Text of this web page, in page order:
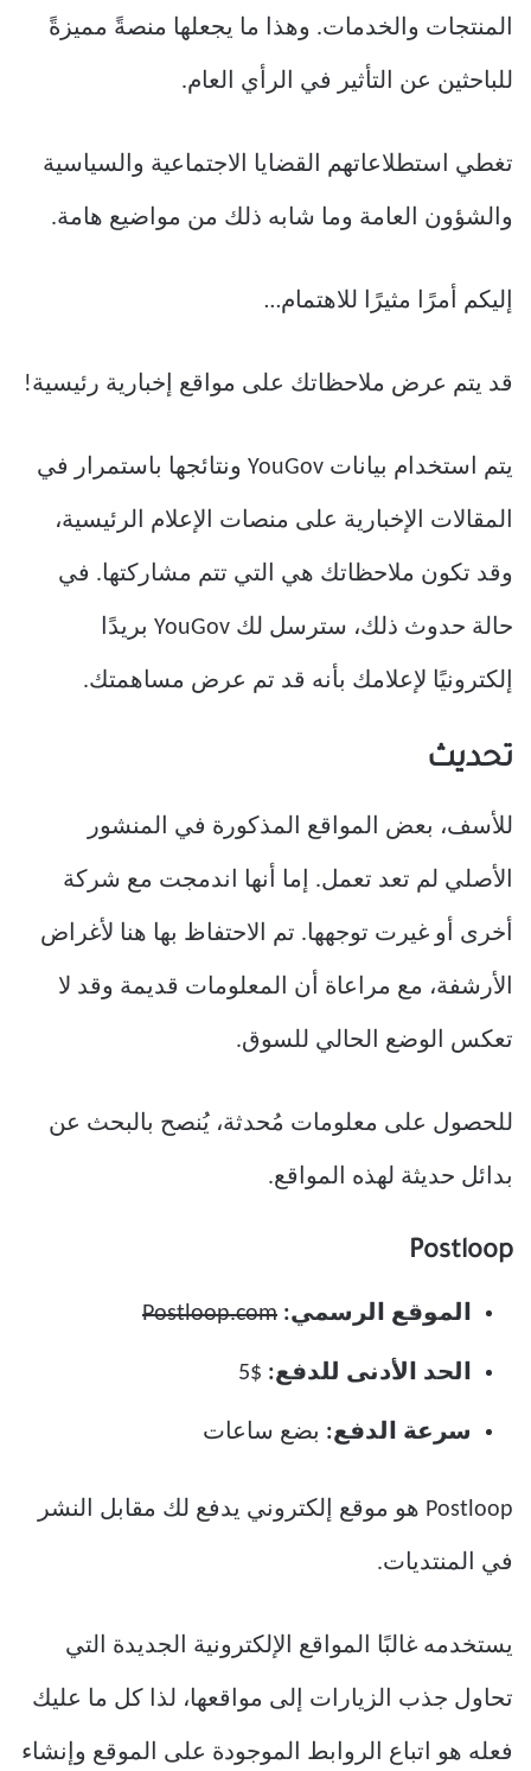
المنتجات والخدمات. وهذا ما يجعلها منصةً مميزةً
للباحثين عن التأثير في الرأي العام.
تغطي استطلاعاتهم القضايا الاجتماعية والسياسية
والشؤون العامة وما شابه ذلك من مواضيع هامة.
إليكم أمرًا مثيرًا للاهتمام…
قد يتم عرض ملاحظاتك على مواقع إخبارية رئيسية!
يتم استخدام بيانات YouGov ونتائجها باستمرار في
المقالات الإخبارية على منصات الإعلام الرئيسية،
وقد تكون ملاحظاتك هي التي تتم مشاركتها. في
حالة حدوث ذلك، سترسل لك YouGov بريدًا
إلكترونيًا لإعلامك بأنه قد تم عرض مساهمتك.
تحديث
للأسف، بعض المواقع المذكورة في المنشور
الأصلي لم تعد تعمل. إما أنها اندمجت مع شركة
أخرى أو غيرت توجهها. تم الاحتفاظ بها هنا لأغراض
الأرشفة، مع مراعاة أن المعلومات قديمة وقد لا
تعكس الوضع الحالي للسوق.
للحصول على معلومات مُحدثة، يُنصح بالبحث عن
بدائل حديثة لهذه المواقع.
Postloop
الموقع الرسمي: Postloop.com
الحد الأدنى للدفع: $5
سرعة الدفع: بضع ساعات
Postloop هو موقع إلكتروني يدفع لك مقابل النشر
في المنتديات.
يستخدمه غالبًا المواقع الإلكترونية الجديدة التي
تحاول جذب الزيارات إلى مواقعها، لذا كل ما عليك
فعله هو اتباع الروابط الموجودة على الموقع وإنشاء